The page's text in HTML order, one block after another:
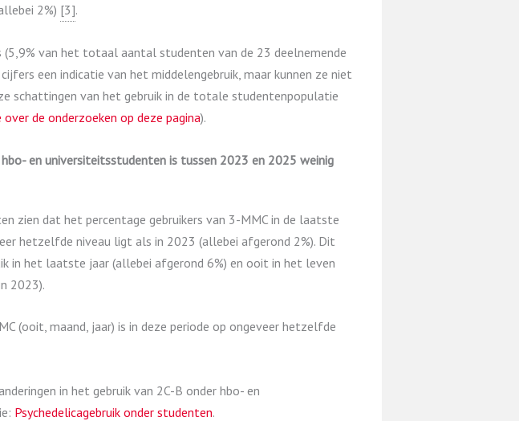
2%) ​[3]​.
(5,9% van het totaal aantal studenten van de 23 deelnemende
een indicatie van het middelengebruik, maar kunnen ze niet
schattingen van het gebruik in de totale studentenpopulatie
de onderzoeken op deze pagina).
en universiteitsstudenten is tussen 2023 en 2025 weinig
zien dat het percentage gebruikers van 3-MMC in de laatste
hetzelfde niveau ligt als in 2023 (allebei afgerond 2%). Dit
in het laatste jaar (allebei afgerond 6%) en ooit in het leven
2023).
(ooit, maand, jaar) is in deze periode op ongeveer hetzelfde
in het gebruik van 2C-B onder hbo- en
Psychedelicagebruik onder studenten.